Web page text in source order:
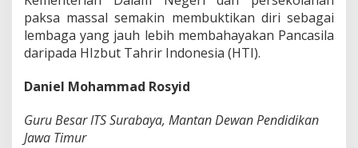
paksa massal semakin membuktikan diri sebagai
lembaga yang jauh lebih membahayakan Pancasila
daripada HIzbut Tahrir Indonesia (HTI).
Daniel Mohammad Rosyid
Guru Besar ITS Surabaya, Mantan Dewan Pendidikan
Jawa Timur